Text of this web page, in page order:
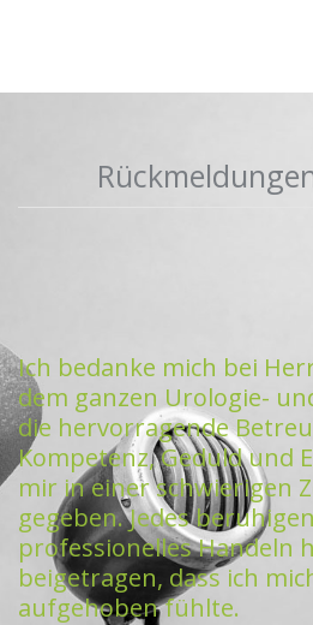
Ich bedanke mich bei
dem ganzen Urologie-
die hervorragende
Kompetenz, Geduld und
mir in einer schwierigen
gegeben. Jedes
professionelles Handeln
beigetragen, dass ich
aufgehoben fühlte.